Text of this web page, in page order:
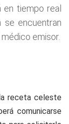
en tiempo real
encuentran
emisor.
receta celeste
comunicarse